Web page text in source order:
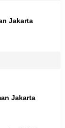
Jakarta
Jakarta